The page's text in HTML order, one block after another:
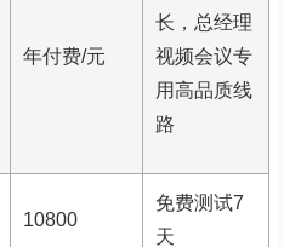
年付费/元
长，总经理
视频会议专
用高品质线
路
10800
免费测试7
天